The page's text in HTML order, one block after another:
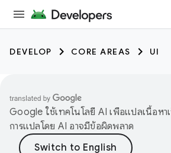
DEVELOP CORE AREAS UI
Google ใช้เทคโนโลยี AI เพื่อแปลเนื้อห
การแปลโดย AI อาจมีข้อผิดพลาด